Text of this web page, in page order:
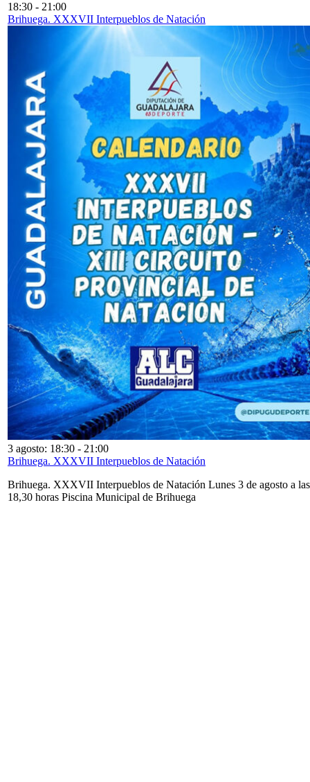
18:30 - 21:00
Brihuega. XXXVII Interpueblos de Natación
3 agosto: 18:30 - 21:00
Brihuega. XXXVII Interpueblos de Natación
Brihuega. XXXVII Interpueblos de Natación Lunes 3 de agosto a las
18,30 horas Piscina Municipal de Brihuega